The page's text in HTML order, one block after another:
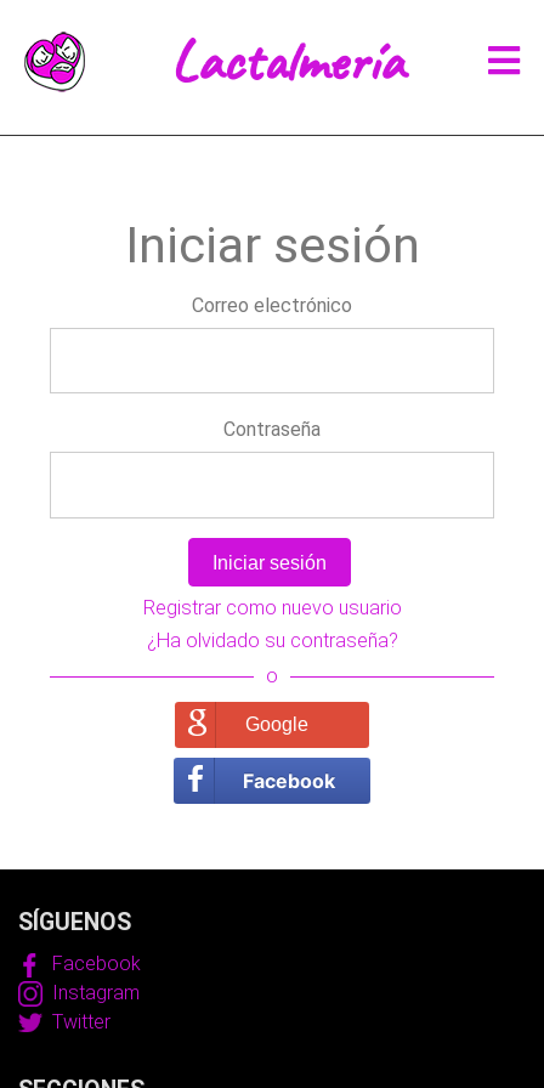
Lactalmería
Iniciar sesión
Correo electrónico
Contraseña
Registrar como nuevo usuario
¿Ha olvidado su contraseña?
o
Google
Facebook
SÍGUENOS
Facebook
Instagram
Twitter